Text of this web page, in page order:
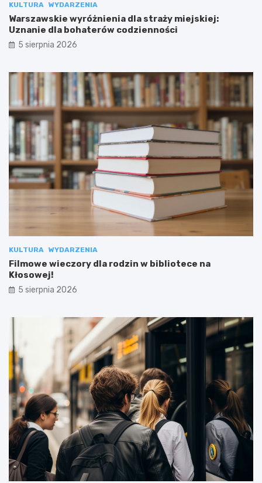
KULTURA WYDARZENIA
Warszawskie wyróżnienia dla straży miejskiej:
Uznanie dla bohaterów codzienności
5 sierpnia 2026
KULTURA WYDARZENIA
Filmowe wieczory dla rodzin w bibliotece na
Kłosowej!
5 sierpnia 2026